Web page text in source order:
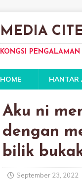
MEDIA
KONGSI
HOME HANTAR
Aku ni
dengan
bilik
September 23, 2022